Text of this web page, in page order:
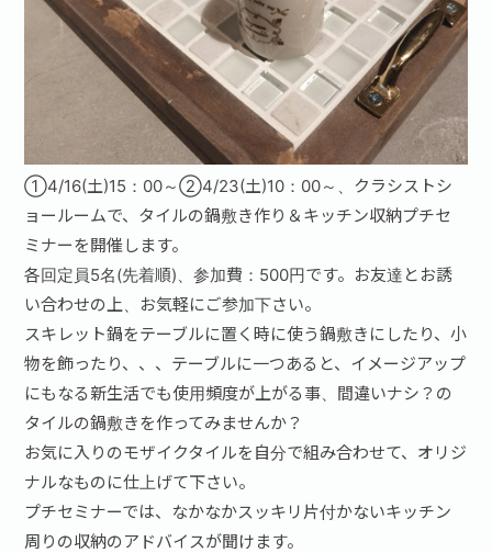
①4/16(土)15：00～②4/23(土)10：00～、クラシストシ
ョールームで、タイルの鍋敷き作り＆キッチン収納プチセ
ミナーを開催します。
各回定員5名(先着順)、参加費：500円です。お友達とお誘
い合わせの上、お気軽にご参加下さい。
スキレット鍋をテーブルに置く時に使う鍋敷きにしたり、小
物を飾ったり、、、テーブルに一つあると、イメージアップ
にもなる新生活でも使用頻度が上がる事、間違いナシ？の
タイルの鍋敷きを作ってみませんか？
お気に入りのモザイクタイルを自分で組み合わせて、オリジ
ナルなものに仕上げて下さい。
プチセミナーでは、なかなかスッキリ片付かないキッチン
周りの収納のアドバイスが聞けます。